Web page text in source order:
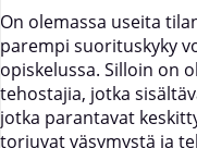
On olemassa useita
parempi suorituskyky
opiskelussa. Silloin on
tehostajia, jotka
jotka parantavat
torjuvat väsymystä ja